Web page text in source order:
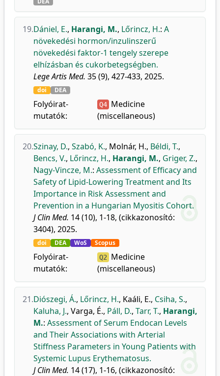
19.Dániel, E., Harangi, M., Lőrincz, H.: A
növekedési hormon/inzulinszerű
növekedési faktor-1 tengely szerepe
elhízásban és cukorbetegségben.
Lege Artis Med. 35 (9), 427-433, 2025.
doi DEA
Folyóirat-
mutatók:
Q4 Medicine
(miscellaneous)
20.Szinay, D., Szabó, K., Molnár, H., Béldi, T.,
Bencs, V., Lőrincz, H., Harangi, M., Griger, Z.,
Nagy-Vincze, M.: Assessment of Efficacy and
Safety of Lipid-Lowering Treatment and Its
Importance in Risk Assessment and
Prevention in a Hungarian Myositis Cohort.
J Clin Med. 14 (10), 1-18, (cikkazonosító:
3404), 2025.
doi DEA WoS Scopus
Folyóirat-
mutatók:
Q2
Medicine
(miscellaneous)
21.Diószegi, Á., Lőrincz, H., Kaáli, E., Csiha, S.,
Kaluha, J., Varga, É., Páll, D., Tarr, T., Harangi,
M.: Assessment of Serum Endocan Levels
and Their Associations with Arterial
Stiffness Parameters in Young Patients with
Systemic Lupus Erythematosus.
J Clin Med. 14 (17), 1-16, (cikkazonosító: